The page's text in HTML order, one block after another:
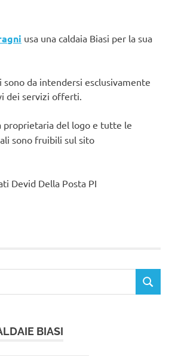
usa una caldaia Biasi per la sua
da intendersi esclusivamente
dei servizi offerti.
proprietaria del logo e tutte le
sono fruibili sul sito
Devid Della Posta PI
CERCA
BIASI